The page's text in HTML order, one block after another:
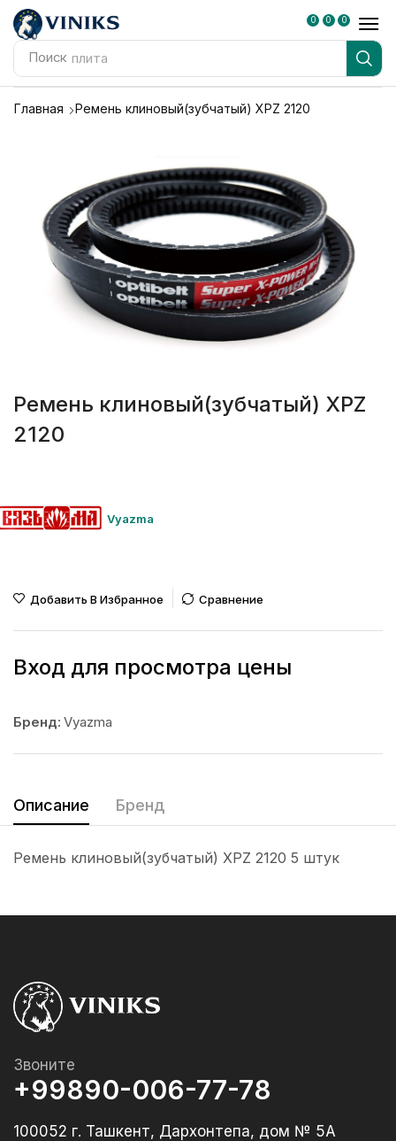
Поиск плита
0 0 0
Главная Ремень клиновый(зубчатый) XPZ 2120
Ремень клиновый(зубчатый) XPZ
2120
Vyazma
Добавить В Избранное Сравнение
Вход для просмотра цены
Бренд: Vyazma
Описание Бренд
Ремень клиновый(зубчатый) XPZ 2120 5 штук
Звоните
+99890-006-77-78
100052 г. Ташкент, Дархонтепа, дом № 5А